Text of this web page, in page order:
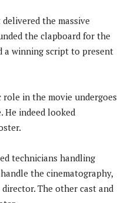
the massive
the clapboard for the
a winning script to present
role in the movie undergoes
He indeed looked
technicians handling
the cinematography,
The other cast and